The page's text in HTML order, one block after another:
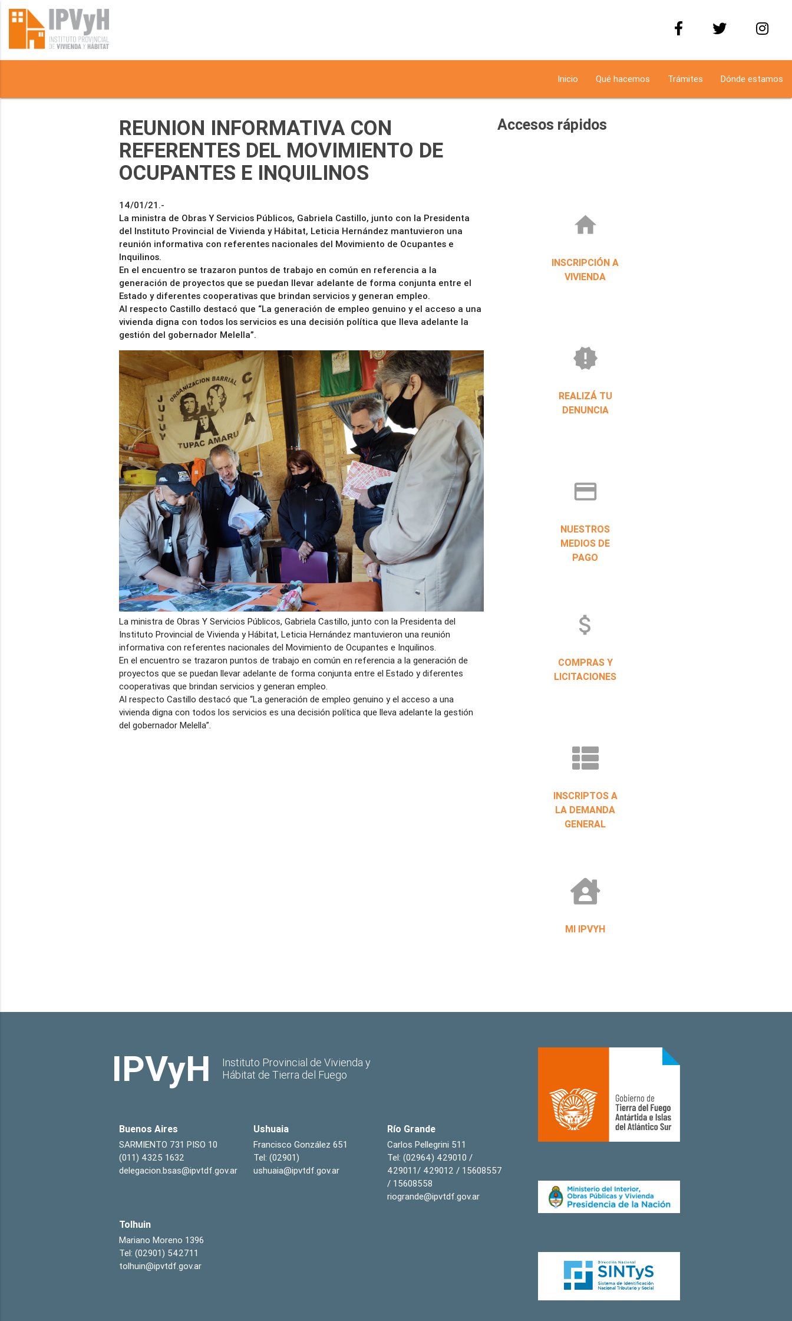
Inicio Qué hacemos Trámites Dónde estamos
REUNION INFORMATIVA CON
REFERENTES DEL MOVIMIENTO DE
OCUPANTES E INQUILINOS
14/01/21.-
La ministra de Obras Y Servicios Públicos, Gabriela Castillo, junto con la Presidenta
del Instituto Provincial de Vivienda y Hábitat, Leticia Hernández mantuvieron una
reunión informativa con referentes nacionales del Movimiento de Ocupantes e
Inquilinos.
En el encuentro se trazaron puntos de trabajo en común en referencia a la
generación de proyectos que se puedan llevar adelante de forma conjunta entre el
Estado y diferentes cooperativas que brindan servicios y generan empleo.
Al respecto Castillo destacó que “La generación de empleo genuino y el acceso a una
vivienda digna con todos los servicios es una decisión política que lleva adelante la
La ministra de Obras Y Servicios Públicos, Gabriela Castillo, junto con la Presidenta del
Instituto Provincial de Vivienda y Hábitat, Leticia Hernández mantuvieron una reunión
informativa con referentes nacionales del Movimiento de Ocupantes e Inquilinos.
En el encuentro se trazaron puntos de trabajo en común en referencia a la generación de
proyectos que se puedan llevar adelante de forma conjunta entre el Estado y diferentes
cooperativas que brindan servicios y generan empleo.
Al respecto Castillo destacó que “La generación de empleo genuino y el acceso a una
vivienda digna con todos los servicios es una decisión política que lleva adelante la gestión
del gobernador Melella”.
Accesos rápidos
home
INSCRIPCIÓN A
VIVIENDA
new_releases
REALIZÁ TU
DENUNCIA
credit_card
NUESTROS
MEDIOS DE
PAGO
attach_money
COMPRAS Y
LICITACIONES
INSCRIPTOS A
LA DEMANDA
GENERAL
MI IPVYH
IPVyH
Instituto Provincial de Vivienda y
Hábitat de Tierra del Fuego
Buenos Aires
SARMIENTO 731 PISO 10
(011) 4325 1632
delegacion.bsas@ipvtdf.gov.ar
Ushuaia
Francisco González 651
Tel: (02901)
ushuaia@ipvtdf.gov.ar
Río Grande
Carlos Pellegrini 511
Tel: (02964) 429010 /
429011/ 429012 / 15608557
/ 15608558
riogrande@ipvtdf.gov.ar
Tolhuin
Mariano Moreno 1396
Tel: (02901) 542711
tolhuin@ipvtdf.gov.ar